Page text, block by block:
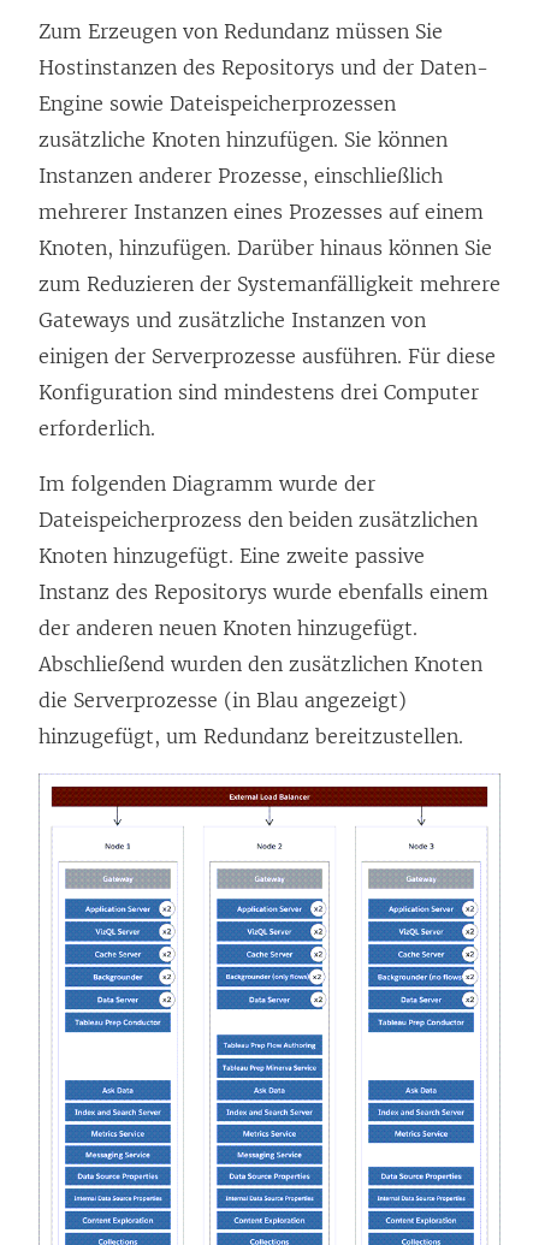
Zum Erzeugen von Redundanz müssen Sie
Hostinstanzen des Repositorys und der Daten-
Engine sowie Dateispeicherprozessen
zusätzliche Knoten hinzufügen. Sie können
Instanzen anderer Prozesse, einschließlich
mehrerer Instanzen eines Prozesses auf einem
Knoten, hinzufügen. Darüber hinaus können Sie
zum Reduzieren der Systemanfälligkeit mehrere
Gateways und zusätzliche Instanzen von
einigen der Serverprozesse ausführen. Für diese
Konfiguration sind mindestens drei Computer
erforderlich.
Im folgenden Diagramm wurde der
Dateispeicherprozess den beiden zusätzlichen
Knoten hinzugefügt. Eine zweite passive
Instanz des Repositorys wurde ebenfalls einem
der anderen neuen Knoten hinzugefügt.
Abschließend wurden den zusätzlichen Knoten
die Serverprozesse (in Blau angezeigt)
hinzugefügt, um Redundanz bereitzustellen.